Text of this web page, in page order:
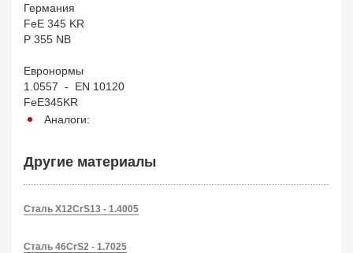
Германия
FeE 345 KR
P 355 NB
Евронормы
1.0557 - EN 10120
FeE345KR
Аналоги:
Другие материалы
Сталь X12CrS13 - 1.4005
Сталь 46CrS2 - 1.7025